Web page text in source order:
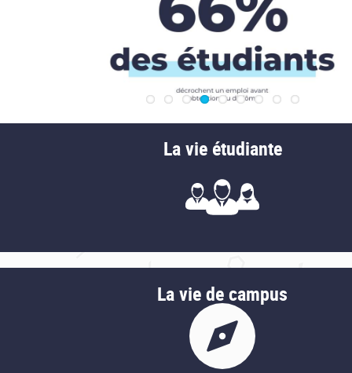
Découvrir le livret d'accueil de l'étudiant de Bordeaux
La vie étudiante
Les bourses et aides financières
La vie de campus